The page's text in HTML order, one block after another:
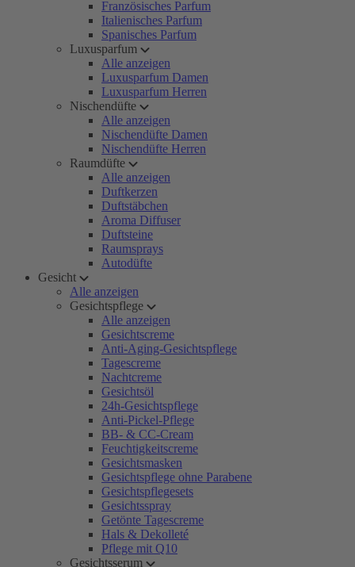
Französisches Parfum
Italienisches Parfum
Spanisches Parfum
Luxusparfum
Alle anzeigen
Luxusparfum Damen
Luxusparfum Herren
Nischendüfte
Alle anzeigen
Nischendüfte Damen
Nischendüfte Herren
Raumdüfte
Alle anzeigen
Duftkerzen
Duftstäbchen
Aroma Diffuser
Duftsteine
Raumsprays
Autodüfte
Gesicht
Alle anzeigen
Gesichtspflege
Alle anzeigen
Gesichtscreme
Anti-Aging-Gesichtspflege
Tagescreme
Nachtcreme
Gesichtsöl
24h-Gesichtspflege
Anti-Pickel-Pflege
BB- & CC-Cream
Feuchtigkeitscreme
Gesichtsmasken
Gesichtspflege ohne Parabene
Gesichtspflegesets
Gesichtsspray
Getönte Tagescreme
Hals & Dekolleté
Pflege mit Q10
Gesichtsserum